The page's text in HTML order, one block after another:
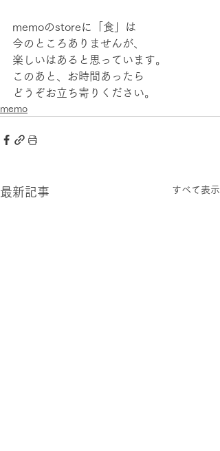
memoのstoreに「食」は
今のところありませんが、
楽しいはあると思っています。
このあと、お時間あったら
どうぞお立ち寄りください。
memo
最新記事 すべて表示